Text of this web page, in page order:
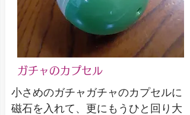
ガチャのカプセル
小さめのガチャガチャのカプセルに
磁石を入れて、更にもうひと回り大